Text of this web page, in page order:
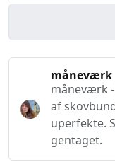
måneværk
måneværk
af
uperfekte.
gentaget.